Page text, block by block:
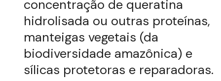
concentração de queratina
hidrolisada ou outras proteínas,
manteigas vegetais (da
biodiversidade amazônica) e
sílicas protetoras e reparadoras.